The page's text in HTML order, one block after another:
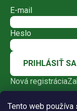
Tento web používa
E-mail
Heslo
PRIHLÁSIŤ SA
Nová registrácia